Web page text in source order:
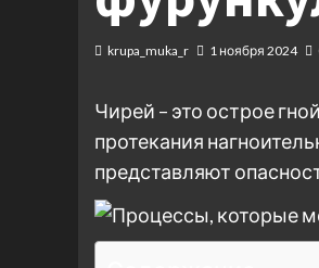
krupa_muka_r 1 ноября 2024
Чирей – это острое
протекания
представляют